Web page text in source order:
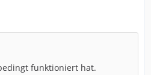
funktioniert hat.